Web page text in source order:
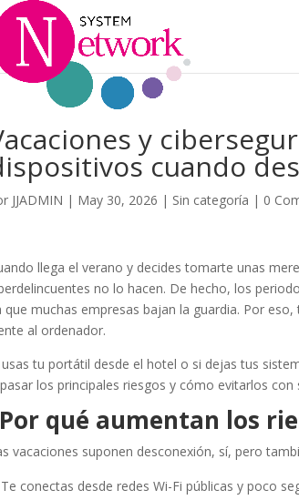
y
cuando
JJADMIN | May 30, 2026 | Sin categoría | 0
llega el verano y decides tomarte unas
no lo hacen. De hecho, los
que muchas empresas bajan la guardia. Por eso,
al ordenador.
usas tu portátil desde el hotel o si dejas tus
los principales riesgos y cómo evitarlos
qué aumentan los
vacaciones suponen desconexión, sí, pero
Te conectas desde redes Wi-Fi públicas y poco